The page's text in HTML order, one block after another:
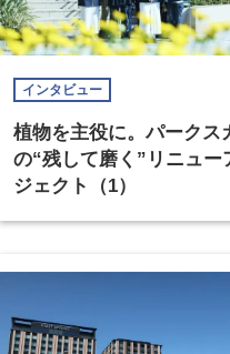
インタビュー
植物を主役に。パークス
の“残して磨く”リニュー
ジェクト（1）